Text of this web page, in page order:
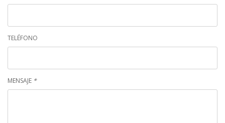
TELÉFONO
MENSAJE *